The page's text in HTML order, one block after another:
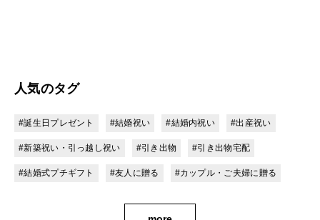
人気のタグ
#誕生日プレゼント #結婚祝い #結婚内祝い #出産祝い
#新築祝い・引っ越し祝い #引き出物 #引き出物宅配
#結婚式プチギフト #友人に贈る #カップル・ご夫婦に贈る